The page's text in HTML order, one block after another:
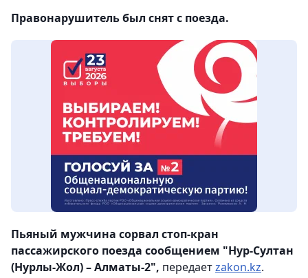
Правонарушитель был снят с поезда.
Пьяный мужчина сорвал стоп-кран
пассажирского поезда сообщением "Нур-Султан
(Нурлы-Жол) – Алматы-2", передаетzakon.kz.